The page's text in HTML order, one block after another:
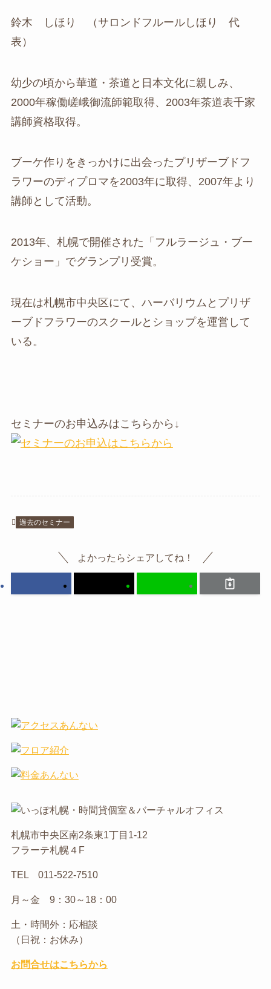
鈴木 しほり （サロンドフルールしほり 代
表）
幼少の頃から華道・茶道と日本文化に親しみ、
2000年稼働嵯峨御流師範取得、2003年茶道表千家
講師資格取得。
ブーケ作りをきっかけに出会ったプリザーブドフ
ラワーのディプロマを2003年に取得、2007年より
講師として活動。
2013年、札幌で開催された「フルラージュ・ブー
ケショー」でグランプリ受賞。
現在は札幌市中央区にて、ハーバリウムとプリザ
ーブドフラワーのスクールとショップを運営して
いる。
セミナーのお申込みはこちらから↓
過去のセミナー
よかったらシェアしてね！
札幌市中央区南2条東1丁目1-12
フラーテ札幌４F
TEL 011-522-7510
月～金 9：30～18：00
土・時間外：応相談
（日祝：お休み）
お問合せはこちらから